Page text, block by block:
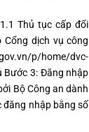
Thủ tục cấp đổi
dịch vụ công
p/home/dvc-
Bước 3: Đăng nhập
Bộ Công an dành
đăng nhập bằng số